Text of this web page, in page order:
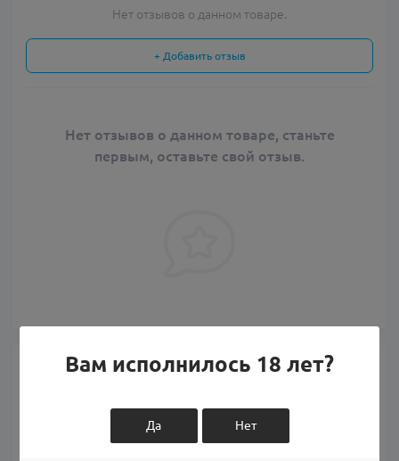
Нет отзывов о данном товаре.
+ Добавить отзыв
Нет отзывов о данном товаре, станьте
первым, оставьте свой отзыв.
Вопросы и ответы
Добавьте вопрос, и мы ответим в ближайшее время.
Вам исполнилось 18 лет?
Да Нет